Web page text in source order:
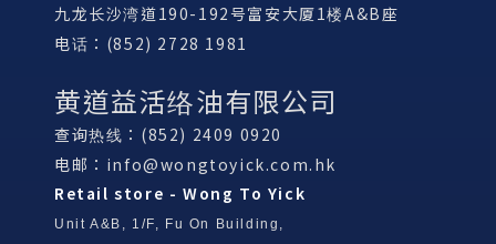
九龙长沙湾道190-192号富安大厦1楼A&B座
电话：(852) 2728 1981
黄道益活络油有限公司
查询热线：(852) 2409 0920
电邮： info@wongtoyick.com.hk
Retail store - Wong To Yick
Unit A&B, 1/F, Fu On Building,